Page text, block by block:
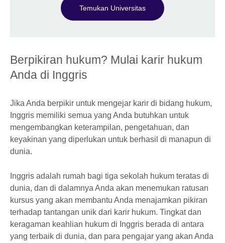
Temukan Universitas
Berpikiran hukum? Mulai karir hukum
Anda di Inggris
Jika Anda berpikir untuk mengejar karir di bidang hukum,
Inggris memiliki semua yang Anda butuhkan untuk
mengembangkan keterampilan, pengetahuan, dan
keyakinan yang diperlukan untuk berhasil di manapun di
dunia.
Inggris adalah rumah bagi tiga sekolah hukum teratas di
dunia, dan di dalamnya Anda akan menemukan ratusan
kursus yang akan membantu Anda menajamkan pikiran
terhadap tantangan unik dari karir hukum. Tingkat dan
keragaman keahlian hukum di Inggris berada di antara
yang terbaik di dunia, dan para pengajar yang akan Anda